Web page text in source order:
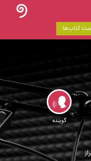
کتاب‌ها
گوینده